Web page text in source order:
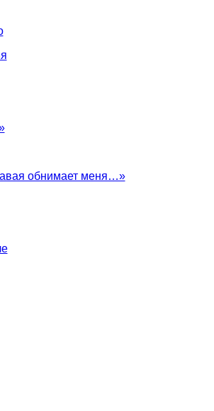
обнимает меня…»